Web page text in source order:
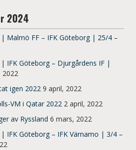
2024
| Malmö FF – IFK Göteborg | 25/4 –
| IFK Göteborg – Djurgårdens IF |
2022
igen 2022 9 april, 2022
VM i Qatar 2022 2 april, 2022
av Ryssland 6 mars, 2022
| IFK Göteborg – IFK Värnamo | 3/4 –